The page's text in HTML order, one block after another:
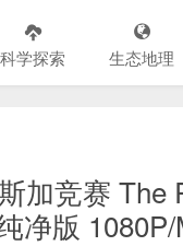
科学探索 生态地理
加竞赛 The
净版